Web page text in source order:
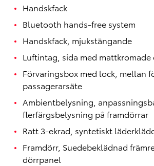
Handskfack
Bluetooth hands-free system
Handskfack, mjukstängande
Luftintag, sida med
Förvaringsbox med lock, mellan
passagerarsäte
Ambientbelysning,
flerfärgsbelysning på framdörrar
Ratt 3-ekrad, syntetiskt
Framdörr, Suedebeklädnad
dörrpanel